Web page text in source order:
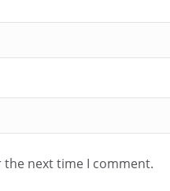
the next time I comment.